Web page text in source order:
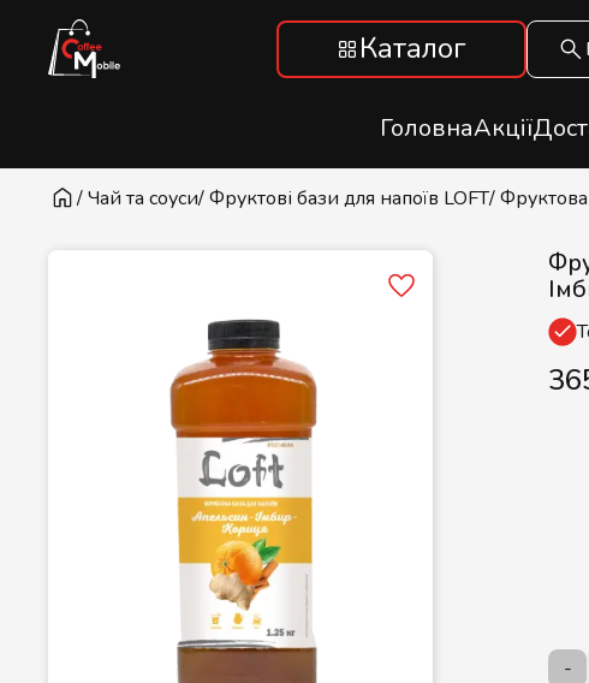
Каталог
ГоловнаАкції
/ Чай та соуси/ Фруктові бази для напоїв LOFT/
-